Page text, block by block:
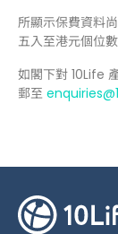
所顯示保費資料
五入至港元個位數
如閣下對 10Life
郵至